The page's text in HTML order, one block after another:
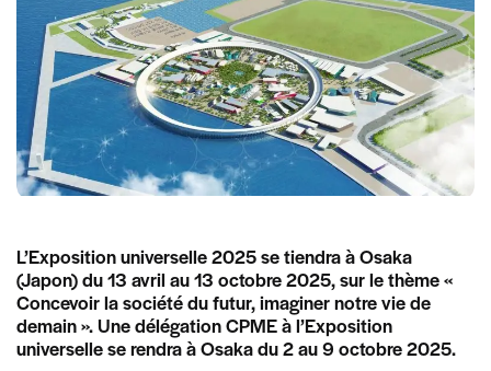
L’Exposition universelle 2025 se tiendra à Osaka
(Japon) du 13 avril au 13 octobre 2025, sur le thème «
Concevoir la société du futur, imaginer notre vie de
demain ». Une délégation CPME à l’Exposition
universelle se rendra à Osaka du 2 au 9 octobre 2025.